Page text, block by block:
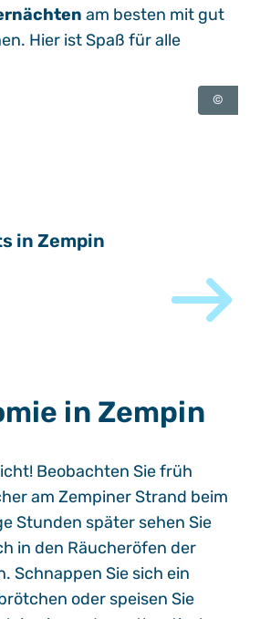
am besten mit gut
Hier ist Spaß für alle
©
in Zempin
in Zempin
Beobachten Sie früh
am Zempiner Strand beim
Stunden später sehen Sie
in den Räucheröfen der
Schnappen Sie sich ein
oder speisen Sie